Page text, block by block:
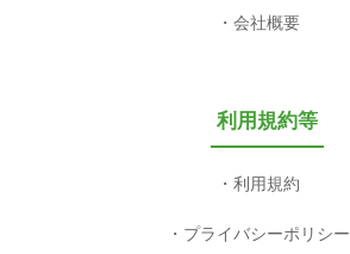
会社概要
利用規約等
利用規約
プライバシーポリシー